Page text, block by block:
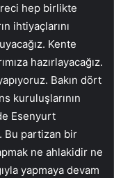
hep birlikte
ihtiyaçlarını
Kente
hazırlayacağız.
Bakın dört
kuruluşlarının
Esenyurt
Bu partizan bir
ne ahlakidir ne
yapmaya devam